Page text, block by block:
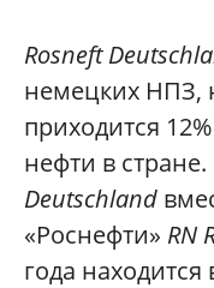
Rosneft
немецких НПЗ,
приходится
нефти в
Deutschland
«Роснефти» RN
года